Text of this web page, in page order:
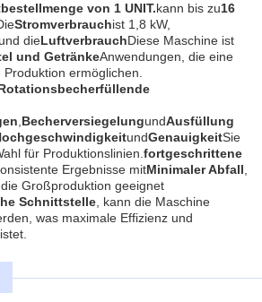
von 1 UNIT.kann bis zu16
Stromverbrauchist 1,8 kW,
dieLuftverbrauchDiese Maschine ist
und GetränkeAnwendungen, die eine
ermöglichen.
BecherversiegelungundAusfüllung
undGenauigkeitSie
für Produktionslinien. fortgeschrittene
Ergebnisse mitMinimaler Abfall
Großproduktion geeignet
Schnittstelle , kann die Maschine
was maximale Effizienz und